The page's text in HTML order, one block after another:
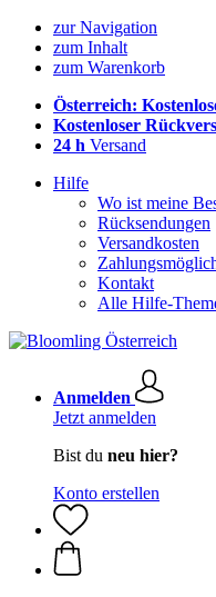
zur Navigation
zum Inhalt
zum Warenkorb
Österreich:
Kostenloser
24 h Versand
Hilfe
Wo ist meine
Rücksendungen
Versandkosten
Kontakt
Alle Hilfe-
Anmelden
Jetzt anmelden
Bist du neu hier?
Konto erstellen